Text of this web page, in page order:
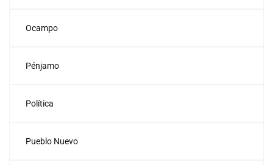
Ocampo
Pénjamo
Política
Pueblo Nuevo